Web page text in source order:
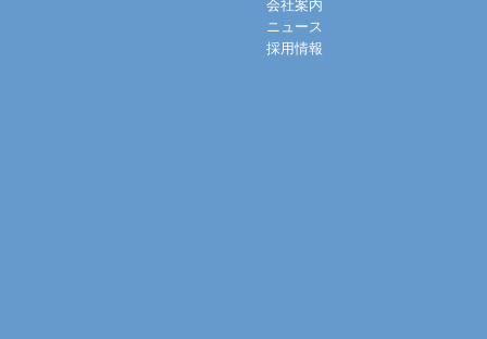
会社案内
ニュース
採用情報